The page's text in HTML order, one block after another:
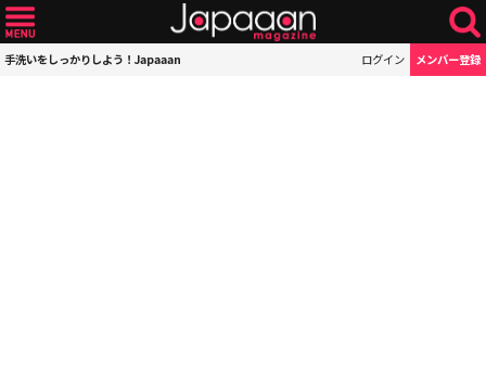
手洗いをしっかりしよう！Japaaan ログイン メンバー登録